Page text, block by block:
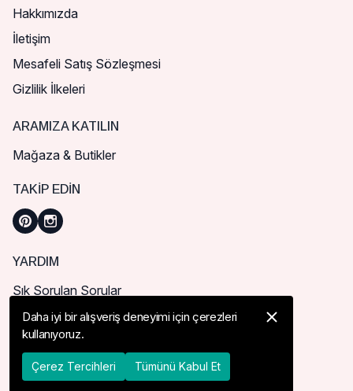
Hakkımızda
İletişim
Mesafeli Satış Sözleşmesi
Gizlilik İlkeleri
ARAMIZA KATILIN
Mağaza & Butikler
TAKIP EDIN
YARDIM
Sık Sorulan Sorular
Nasıl Sipariş Verebilirim?
Kargo ve Teslimat
İade, İptal ve Değişim
Daha iyi bir alışveriş deneyimi için çerezleri
kullanıyoruz.
Çerez Tercihleri Tümünü Kabul Et